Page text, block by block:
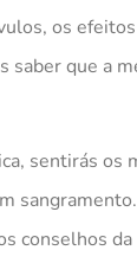
os
saber que a
, sentirás os
conselhos